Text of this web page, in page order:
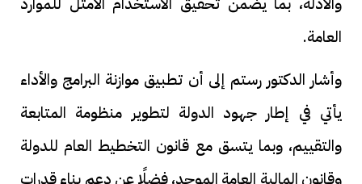
العامة.
وأشار الدكتور رستم إلى أن تطبيق موازنة البرامج والأداء
يأتي في إطار جهود الدولة لتطوير منظومة المتابعة
والتقييم، وبما يتسق مع قانون التخطيط العام للدولة
وقانون المالية العامة الموحد، فضلًا عن دعم بناء قدرات